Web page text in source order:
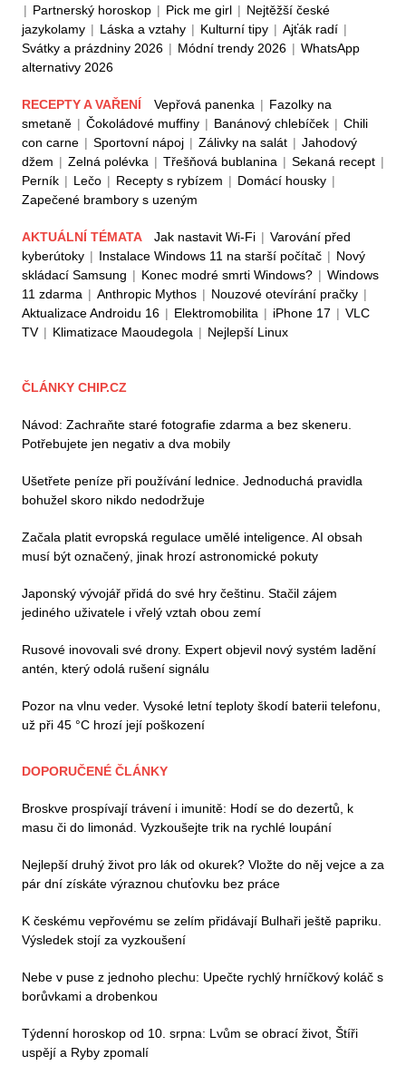
| Partnerský horoskop | Pick me girl | Nejtěžší české
jazykolamy | Láska a vztahy | Kulturní tipy | Ajťák radí |
Svátky a prázdniny 2026 | Módní trendy 2026 | WhatsApp
alternativy 2026
RECEPTY A VAŘENÍ Vepřová panenka | Fazolky na
smetaně | Čokoládové muffiny | Banánový chlebíček | Chili
con carne | Sportovní nápoj | Zálivky na salát | Jahodový
džem | Zelná polévka | Třešňová bublanina | Sekaná recept |
Perník | Lečo | Recepty s rybízem | Domácí housky |
Zapečené brambory s uzeným
AKTUÁLNÍ TÉMATA Jak nastavit Wi-Fi | Varování před
kyberútoky | Instalace Windows 11 na starší počítač | Nový
skládací Samsung | Konec modré smrti Windows? | Windows
11 zdarma | Anthropic Mythos | Nouzové otevírání pračky |
Aktualizace Androidu 16 | Elektromobilita | iPhone 17 | VLC
TV | Klimatizace Maoudegola | Nejlepší Linux
ČLÁNKY CHIP.CZ
Návod: Zachraňte staré fotografie zdarma a bez skeneru.
Potřebujete jen negativ a dva mobily
Ušetřete peníze při používání lednice. Jednoduchá pravidla
bohužel skoro nikdo nedodržuje
Začala platit evropská regulace umělé inteligence. AI obsah
musí být označený, jinak hrozí astronomické pokuty
Japonský vývojář přidá do své hry češtinu. Stačil zájem
jediného uživatele i vřelý vztah obou zemí
Rusové inovovali své drony. Expert objevil nový systém ladění
antén, který odolá rušení signálu
Pozor na vlnu veder. Vysoké letní teploty škodí baterii telefonu,
už při 45 °C hrozí její poškození
DOPORUČENÉ ČLÁNKY
Broskve prospívají trávení i imunitě: Hodí se do dezertů, k
masu či do limonád. Vyzkoušejte trik na rychlé loupání
Nejlepší druhý život pro lák od okurek? Vložte do něj vejce a za
pár dní získáte výraznou chuťovku bez práce
K českému vepřovému se zelím přidávají Bulhaři ještě papriku.
Výsledek stojí za vyzkoušení
Nebe v puse z jednoho plechu: Upečte rychlý hrníčkový koláč s
borůvkami a drobenkou
Týdenní horoskop od 10. srpna: Lvům se obrací život, Štíři
uspějí a Ryby zpomalí